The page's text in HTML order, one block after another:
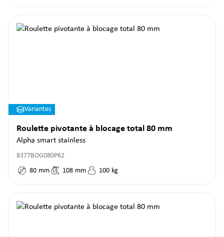
Variantes
Roulette pivotante à blocage total 80 mm
Alpha smart stainless
8377BOG080P62
80 mm 108 mm 100 kg